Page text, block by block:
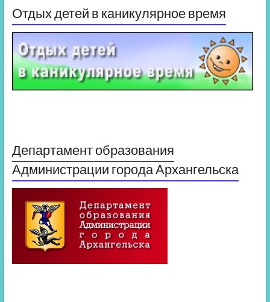
Отдых детей в каникулярное время
Департамент образования
Администрации города Архангельска